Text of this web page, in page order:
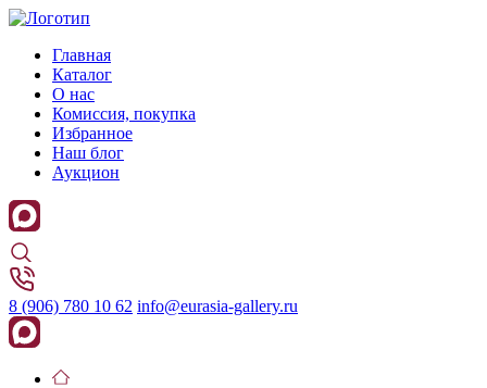
Главная
Каталог
О нас
Комиссия, покупка
Избранное
Наш блог
Аукцион
8 (906) 780 10 62 info@eurasia-gallery.ru